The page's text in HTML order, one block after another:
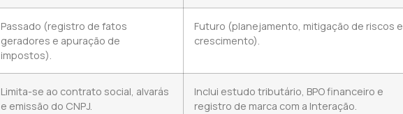
Passado (registro de fatos
geradores e apuração de
impostos).
Futuro (planejamento, mitigação de riscos e
crescimento).
Limita-se ao contrato social, alvarás
e emissão do CNPJ.
Inclui estudo tributário, BPO financeiro e
registro de marca com a Interação.